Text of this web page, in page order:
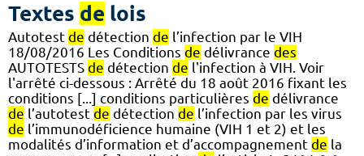
Textes de lois
Autotest de détection de l’infection par le VIH
18/08/2016 Les Conditions de délivrance des
AUTOTESTS de détection de l'infection à VIH. Voir
l'arrêté ci-dessous : Arrêté du 18 août 2016 fixant les
conditions [...] conditions particulières de délivrance
de l’autotest de détection de l’infection par les virus
de l’immunodéficience humaine (VIH 1 et 2) et les
modalités d’information et d’accompagnement de la